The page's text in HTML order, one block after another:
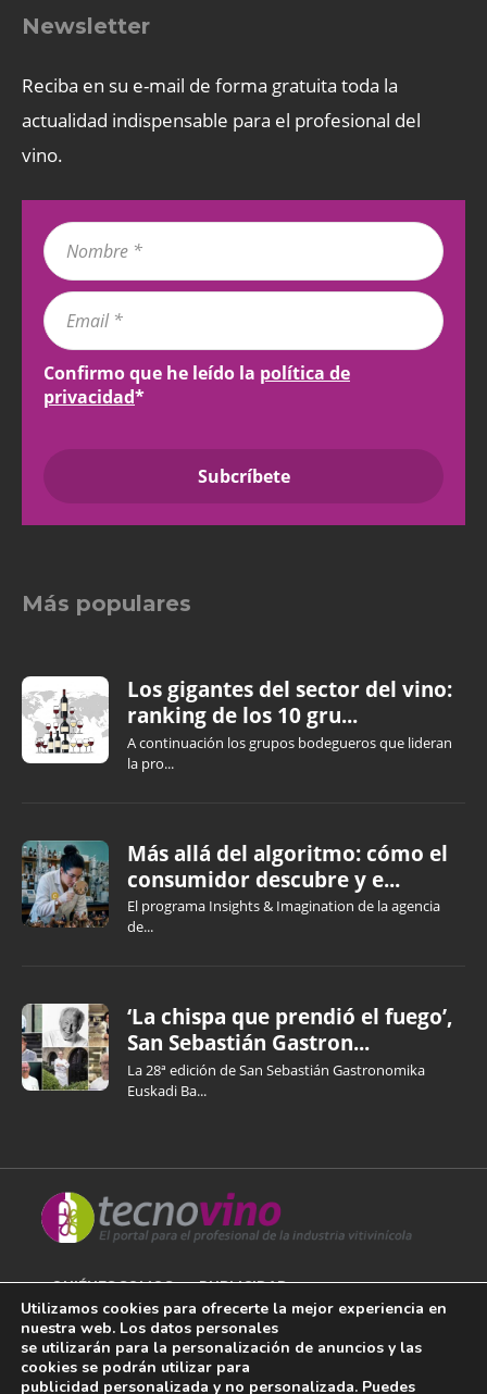
Newsletter
Reciba en su e-mail de forma gratuita toda la
actualidad indispensable para el profesional del
vino.
Confirmo que he leído la política de
privacidad*
Más populares
Los gigantes del sector del vino:
ranking de los 10 gru...
A continuación los grupos bodegueros que lideran
la pro...
Más allá del algoritmo: cómo el
consumidor descubre y e...
El programa Insights & Imagination de la agencia
de...
‘La chispa que prendió el fuego’,
San Sebastián Gastron...
La 28ª edición de San Sebastián Gastronomika
Euskadi Ba...
QUIÉNES SOMOS PUBLICIDAD
AVISO LEGAL
POLÍTICA DE COOKIES
Utilizamos cookies para ofrecerte la mejor experiencia en
nuestra web. Los datos personales
se utilizarán para la personalización de anuncios y las
cookies se podrán utilizar para
publicidad personalizada y no personalizada. Puedes